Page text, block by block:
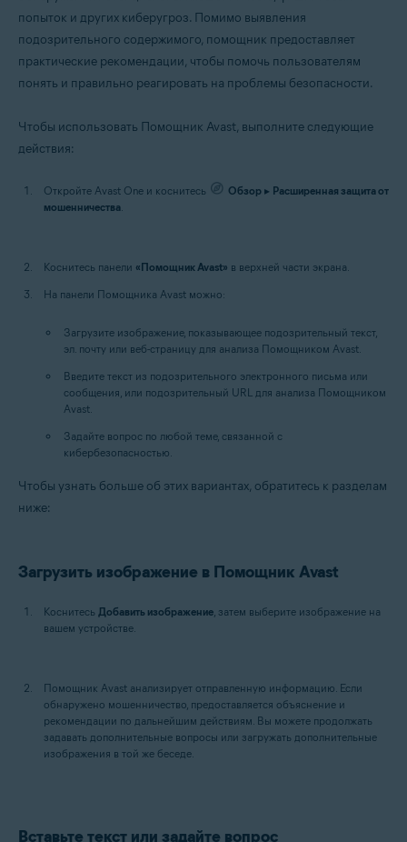
попыток и других киберугроз. Помимо выявления
подозрительного содержимого, помощник предоставляет
практические рекомендации, чтобы помочь пользователям
понять и правильно реагировать на проблемы безопасности.
Чтобы использовать Помощник Avast, выполните следующие
действия:
Откройте Avast One и коснитесь Обзор ▸ Расширенная защита от
мошенничества.
Коснитесь панели «Помощник Avast» в верхней части экрана.
На панели Помощника Avast можно:
Загрузите изображение, показывающее подозрительный текст,
эл. почту или веб-страницу для анализа Помощником Avast.
Введите текст из подозрительного электронного письма или
сообщения, или подозрительный URL для анализа Помощником
Avast.
Задайте вопрос по любой теме, связанной с
кибербезопасностью.
Чтобы узнать больше об этих вариантах, обратитесь к разделам
ниже:
Загрузить изображение в Помощник Avast
Коснитесь Добавить изображение, затем выберите изображение на
вашем устройстве.
Помощник Avast анализирует отправленную информацию. Если
обнаружено мошенничество, предоставляется объяснение и
рекомендации по дальнейшим действиям. Вы можете продолжать
задавать дополнительные вопросы или загружать дополнительные
изображения в той же беседе.
Вставьте текст или задайте вопрос